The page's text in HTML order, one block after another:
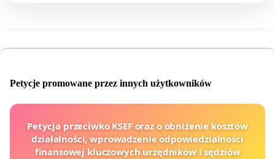
Petycje promowane przez innych użytkowników
Petycja przeciwko KSEF oraz o obniżenie kosztów
działalności, wprowadzenie odpowiedzialności
finansowej kluczowych urzędników i sędziów